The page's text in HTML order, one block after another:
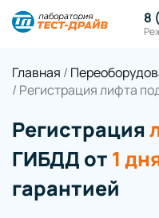
8
Главная /
/ Регистрация лифта
Регистрация
ГИБДД от 1
гарантией